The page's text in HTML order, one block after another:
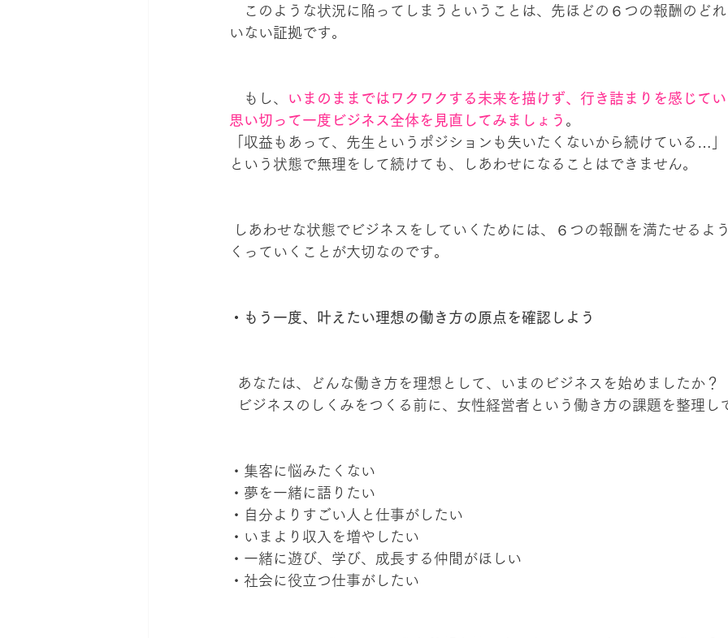
このような状況に陥ってしまうということは、先ほどの６つの報酬のど
いない証拠です。
もし、
いまのままではワクワクする未来を描けず、行き詰まりを感じてい
思い切って一度ビジネス全体を見直してみましょう 。
「収益もあって、先生というポジションも失いたくないから続けている…」
という状態で無理をして続けても、しあわせになることはできません。
くっていくことが大切なのです。
・もう一度、叶えたい理想の働き方の原点を確認しよう
  あなたは、どんな働き方を理想として、いまのビジネスを始めましたか？
ビジネスのしくみをつくる前に、女性経営者という働き方の課題を整理し
・集客に悩みたくない
・夢を一緒に語りたい
・自分よりすごい人と仕事がしたい
・いまより収入を増やしたい
・一緒に遊び、学び、成長する仲間がほしい
・社会に役立つ仕事がしたい